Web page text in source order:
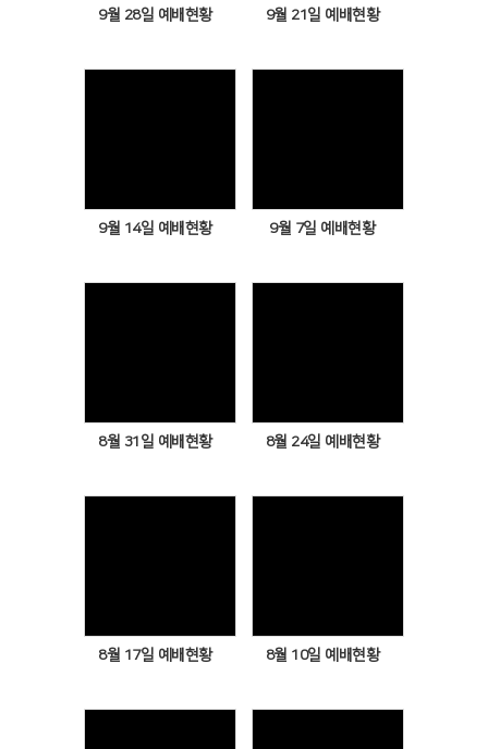
9월 28일 예배현황 9월 21일 예배현황
9월 14일 예배현황 9월 7일 예배현황
8월 31일 예배현황 8월 24일 예배현황
8월 17일 예배현황 8월 10일 예배현황